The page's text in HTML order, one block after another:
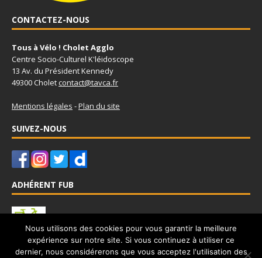
CONTACTEZ-NOUS
Tous à Vélo ! Cholet Agglo
Centre Socio-Culturel K'léidoscope
13 Av. du Président Kennedy
49300 Choletcontact@tavca.fr
Mentions légales -Plan du site
SUIVEZ-NOUS
ADHÉRENT FUB
Tous à Vélo - Cholet Agglo est adhérent à la Fédération Française
des Usagers de la Bicyclettewww.fub.fr
Nous utilisons des cookies pour vous garantir la meilleure
expérience sur notre site. Si vous continuez à utiliser ce
dernier, nous considérerons que vous acceptez l'utilisation des